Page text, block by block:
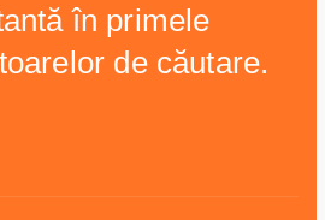
în primele
de căutare.